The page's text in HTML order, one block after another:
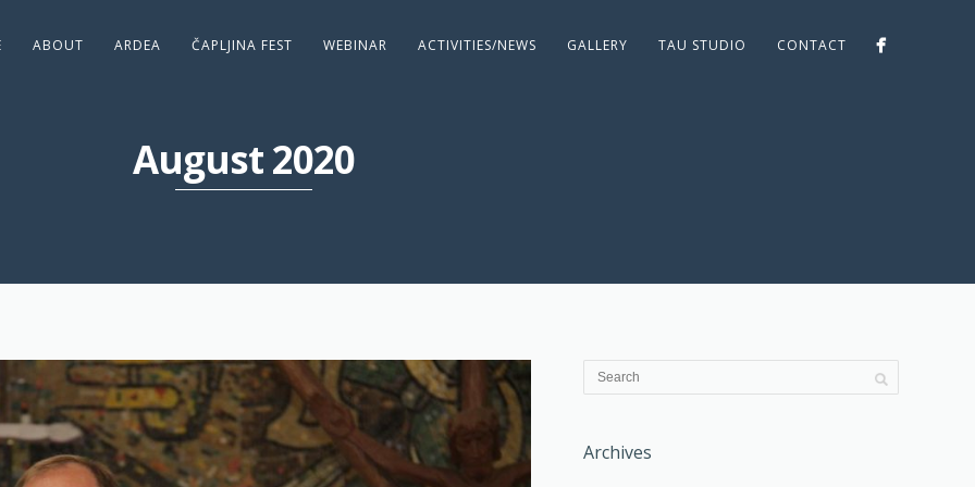
ABOUT ARDEA ČAPLJINA FEST WEBINAR ACTIVITIES/NEWS GALLERY TAU STUDIO CONTACT
August 2020
Archives